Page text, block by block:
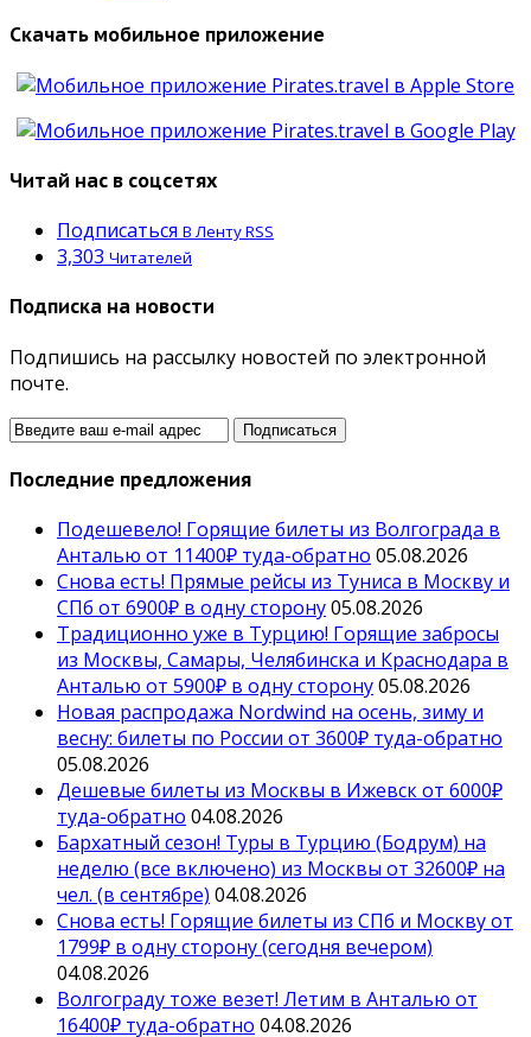
Скачать мобильное приложение
Читай нас в соцсетях
Подписаться В Ленту RSS
3,303 Читателей
Подписка на новости
Подпишись на рассылку новостей по электронной
почте.
Последние предложения
Подешевело! Горящие билеты из Волгограда в
Анталью от 11400₽ туда-обратно 05.08.2026
Снова есть! Прямые рейсы из Туниса в Москву и
СПб от 6900₽ в одну сторону05.08.2026
Традиционно уже в Турцию! Горящие забросы
из Москвы, Самары, Челябинска и Краснодара в
Анталью от 5900₽ в одну сторону05.08.2026
Новая распродажа Nordwind на осень, зиму и
весну: билеты по России от 3600₽ туда-обратно
05.08.2026
Дешевые билеты из Москвы в Ижевск от 6000₽
туда-обратно 04.08.2026
Бархатный сезон! Туры в Турцию (Бодрум) на
неделю (все включено) из Москвы от 32600₽ на
чел. (в сентябре) 04.08.2026
Снова есть! Горящие билеты из СПб и Москву от
1799₽ в одну сторону (сегодня вечером)
04.08.2026
Волгограду тоже везет! Летим в Анталью от
16400₽ туда-обратно 04.08.2026